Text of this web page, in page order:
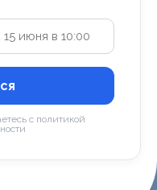
с политикой